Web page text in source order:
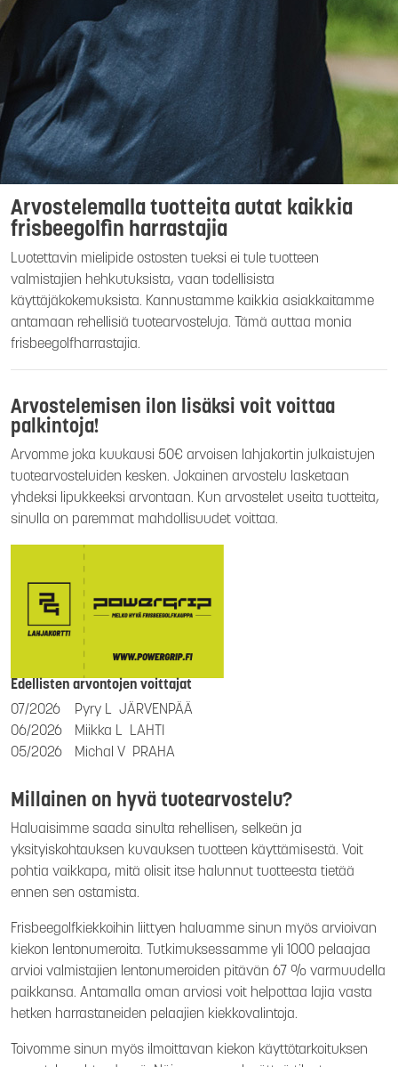
Arvostelemalla tuotteita autat kaikkia
frisbeegolfin harrastajia
Luotettavin mielipide ostosten tueksi ei tule tuotteen
valmistajien hehkutuksista, vaan todellisista
käyttäjäkokemuksista. Kannustamme kaikkia asiakkaitamme
antamaan rehellisiä tuotearvosteluja. Tämä auttaa monia
frisbeegolfharrastajia.
Arvostelemisen ilon lisäksi voit voittaa
palkintoja!
Arvomme joka kuukausi 50€ arvoisen lahjakortin julkaistujen
tuotearvosteluiden kesken. Jokainen arvostelu lasketaan
yhdeksi lipukkeeksi arvontaan. Kun arvostelet useita tuotteita,
sinulla on paremmat mahdollisuudet voittaa.
Edellisten arvontojen voittajat
07/2026
Pyry L JÄRVENPÄÄ
06/2026
Miikka L
LAHTI
05/2026
Michal V PRAHA
Millainen on hyvä tuotearvostelu?
Haluaisimme saada sinulta rehellisen, selkeän ja
yksityiskohtauksen kuvauksen tuotteen käyttämisestä. Voit
pohtia vaikkapa, mitä olisit itse halunnut tuotteesta tietää
ennen sen ostamista.
Frisbeegolfkiekkoihin liittyen haluamme sinun myös arvioivan
kiekon lentonumeroita. Tutkimuksessamme yli 1000 pelaajaa
arvioi valmistajien lentonumeroiden pitävän 67 % varmuudella
paikkansa. Antamalla oman arviosi voit helpottaa lajia vasta
hetken harrastaneiden pelaajien kiekkovalintoja.
Toivomme sinun myös ilmoittavan kiekon käyttötarkoituksen